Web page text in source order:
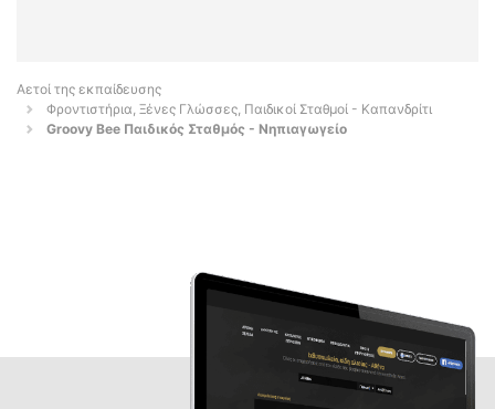
Αετοί της εκπαίδευσης
Φροντιστήρια, Ξένες Γλώσσες, Παιδικοί Σταθμοί - Καπανδρίτι
Groovy Bee Παιδικός Σταθμός - Νηπιαγωγείο